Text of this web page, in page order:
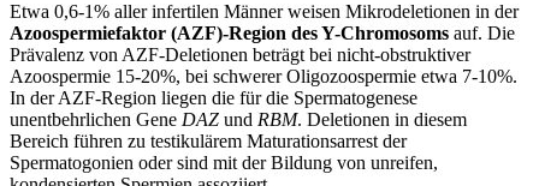
Etwa 0,6-1% aller infertilen Männer weisen Mikrodeletionen in der
Azoospermiefaktor (AZF)-Region des Y-Chromosoms auf. Die
Prävalenz von AZF-Deletionen beträgt bei nicht-obstruktiver
Azoospermie 15-20%, bei schwerer Oligozoospermie etwa 7-10%.
In der AZF-Region liegen die für die Spermatogenese
unentbehrlichen Gene DAZ und RBM. Deletionen in diesem
Bereich führen zu testikulärem Maturationsarrest der
Spermatogonien oder sind mit der Bildung von unreifen,